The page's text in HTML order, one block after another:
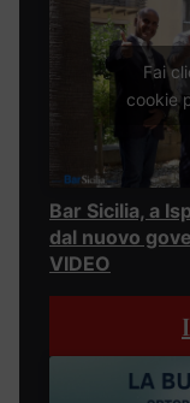
Fai
cookie
Bar Sicilia, a
dal nuovo
VIDEO